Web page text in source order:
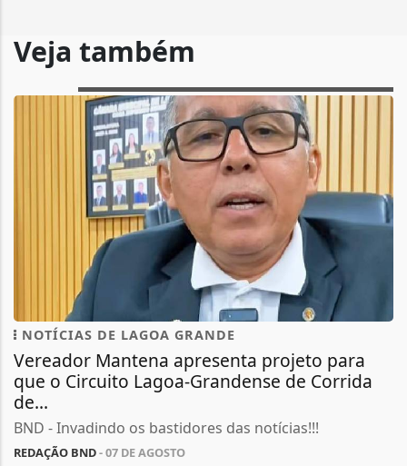
Veja também
NOTÍCIAS DE LAGOA GRANDE
Vereador Mantena apresenta projeto para
que o Circuito Lagoa-Grandense de Corrida
de...
BND - Invadindo os bastidores das notícias!!!
REDAÇÃO BND- 07 DE AGOSTO